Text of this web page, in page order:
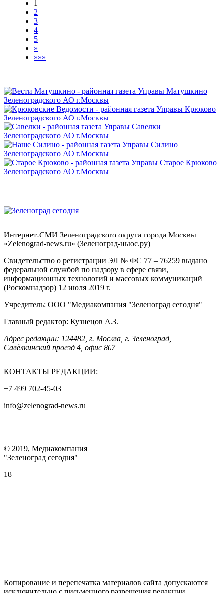
1
2
3
4
5
»
»»»
Интернет-СМИ Зеленоградского округа города Москвы
«Zelenograd-news.ru» (Зеленоград-ньюс.ру)
Свидетельство о регистрации ЭЛ № ФС 77 – 76259 выдано
федеральной службой по надзору в сфере связи,
информационных технологий и массовых коммуникаций
(Роскомнадзор) 12 июля 2019 г.
Учредитель: ООО "Медиакомпания "Зеленоград сегодня"
Главный редактор: Кузнецов А.З.
Адрес редакции: 124482, г. Москва, г. Зеленоград,
Савёлкинский проезд 4, офис 807
КОНТАКТЫ РЕДАКЦИИ:
+7 499 702-45-03
info@zelenograd-news.ru
© 2019, Медиакомпания
"Зеленоград сегодня"
18+
Копирование и перепечатка материалов сайта допускаются
исключительно с письменного разрешения редакции